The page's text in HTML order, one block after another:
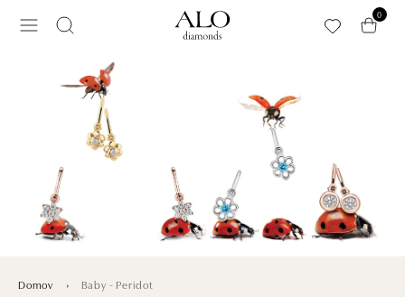
0
Domov Baby - Peridot